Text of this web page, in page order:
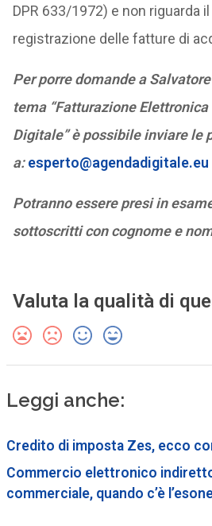
DPR 633/1972) e non riguarda
registrazione delle fatture di
Per porre domande a
tema “Fatturazione
Digitale” è possibile inviare le
a:esperto@agendadigitale.eu
Potranno essere presi in
sottoscritti con cognome e
Valuta la qualità di
Leggi anche:
Credito di imposta Zes, ecco
Commercio elettronico
commerciale, quando c’è